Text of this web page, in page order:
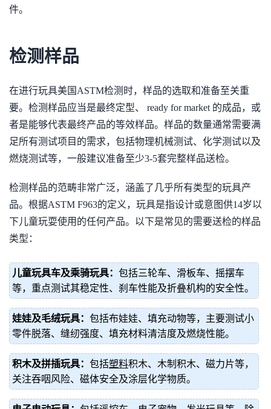
件。
检测样品
在进行玩具美国ASTM检测时，样品的选取和准备至关重
要。检测样品应当是最终定型、 ready for market 的成品，或
者是能够代表最终产品的等效样品。样品的数量通常需要满
足所有测试项目的需求，包括物理机械测试、化学测试以及
燃烧测试等，一般建议准备至少3-5套完整样品送检。
检测样品的范畴非常广泛，涵盖了几乎所有类型的玩具产
品。根据ASTM F963的定义，玩具是指设计或意图供14岁以
下儿童玩耍使用的任何产品。以下是常见的需要送检的样品
类型：
儿童玩具车及乘骑玩具： 包括三轮车、滑板车、摇摆车
等，重点测试其稳定性、刹车性能及折叠机构的安全性。
娃娃及毛绒玩具： 包括布娃娃、填充动物等，主要测试小
零件脱落、缝纫强度、填充材料清洁度及燃烧性能。
积木及拼插玩具： 包括塑料积木、木制积木、磁力片等，
关注吞咽风险、磁体安全及涂层化学物质。